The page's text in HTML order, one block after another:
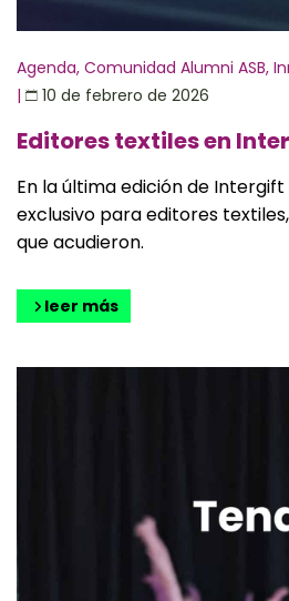
Agenda, Comunidad Alumni ASB,
|
10 de febrero de 2026
Editores textiles en
En la última edición de
exclusivo para editores
que acudieron.
leer más